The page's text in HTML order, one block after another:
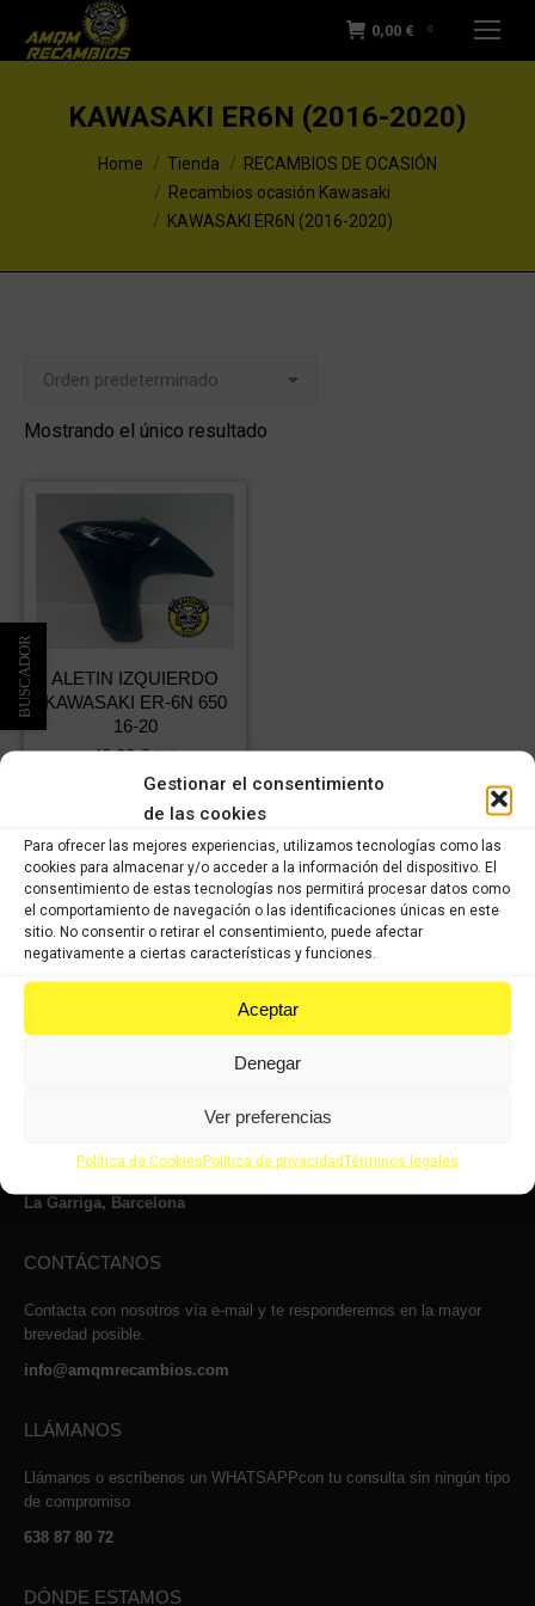
Gestionar el consentimiento
de las cookies
Para ofrecer las mejores experiencias, utilizamos tecnologías como las
cookies para almacenar y/o acceder a la información del dispositivo. El
consentimiento de estas tecnologías nos permitirá procesar datos como
el comportamiento de navegación o las identificaciones únicas en este
sitio. No consentir o retirar el consentimiento, puede afectar
negativamente a ciertas características y funciones.
Aceptar
Denegar
Ver preferencias
Política de CookiesPolítica de privacidadTérminos legales
0,00 € 0
KAWASAKI ER6N (2016-2020)
You are here:Home Tienda
RECAMBIOS DE OCASIÓN
Recambios ocasión Kawasaki
KAWASAKI ER6N (2016-2020)
Mostrando el único resultado
ALETIN IZQUIERDO
KAWASAKI ER-6N 650
16-20
48,28€ IVA
33,80€ IVA
incluido
Comprar
a jueves, de 8 a 14:00h y de 15 a 17:00h, viernes de 8:00 a 14:00 y
La Garriga, Barcelona
CONTÁCTANOS
Contacta con nosotros vía e-mail y te responderemos en la mayor
brevedad posible.
info@amqmrecambios.com
LLÁMANOS
Llámanos o escríbenos un WHATSAPPcon tu consulta sin ningún tipo
de compromiso
638 87 80 72
DÓNDE ESTAMOS